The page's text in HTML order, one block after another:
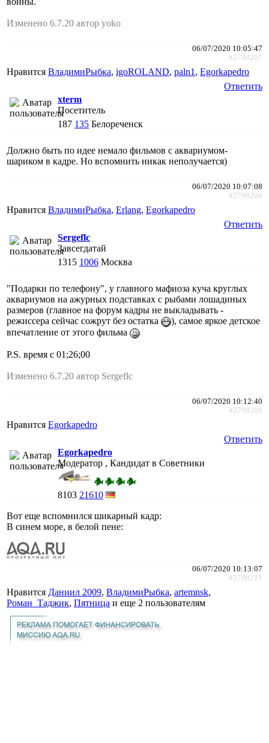
Изменено 6.7.20 автор yoko
06/07/2020 10:05:47
#2798207
Нравится ВладимиРыбка, igoROLAND, paln1 , Egorkapedro
Ответить
xterm
Посетитель
187 135 Белореченск
Должно быть по идее немало фильмов с аквариумом-
шариком в кадре. Но вспомнить никак неполучается)
06/07/2020 10:07:08
#2798208
Нравится ВладимиРыбка, Erlang, Egorkapedro
Ответить
Sergeflc
Завсегдатай
1315 1006 Москва
"Подарки по телефону", у главного мафиоза куча круглых
аквариумов на ажурных подставках с рыбами лошадиных
размеров (главное на форум кадры не выкладывать -
режиссера сейчас сожрут без остатка
), самое яркое детское
впечатление от этого фильма
P.S. время с 01;26;00
Изменено 6.7.20 автор Sergeflc
06/07/2020 10:12:40
#2798209
Нравится Egorkapedro
Ответить
Egorkapedro
Модератор , Кандидат в Советники
8103 21610
Вот еще вспомнился шикарный кадр:
В синем море, в белой пене:
06/07/2020 10:13:07
#2798211
Нравится Даниил 2009, ВладимиРыбка, artemnsk,
Роман_Таджик, Пятница и еще 2 пользователям